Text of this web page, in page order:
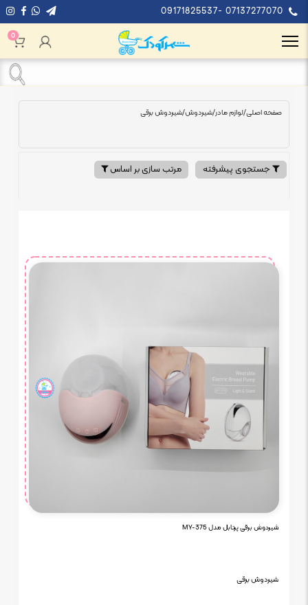
09171825537- 07137277070
0
صفحه اصلی/لوازم مادر/شیردوش/شیردوش برقی
جستجوی پیشرفته مرتب سازی بر اساس
شیردوش برقی پرتابل مدل MY-375
شیردوش برقی